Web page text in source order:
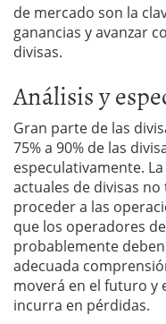
de mercado son la
ganancias y avanzar
divisas.
Análisis y
Gran parte de las
75% a 90% de las
especulativamente.
actuales de divisas
proceder a las
que los operadores
probablemente
adecuada
moverá en el futuro y
incurra en pérdidas.